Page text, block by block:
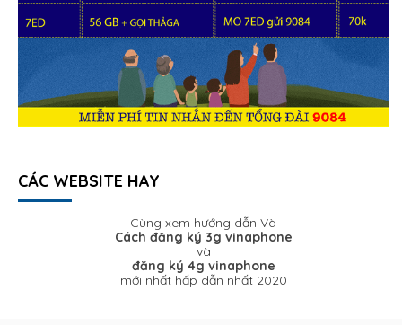
CÁC WEBSITE HAY
Cùng xem hướng dẫn Và
Cách đăng ký 3g vinaphone
và
đăng ký 4g vinaphone
mới nhất hấp dẫn nhất 2020